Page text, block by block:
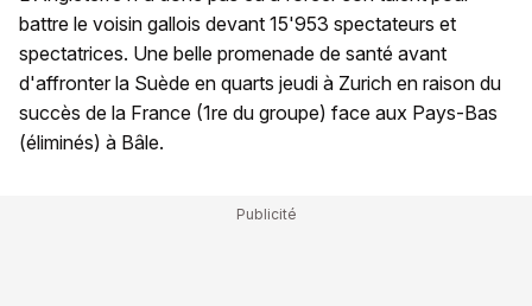
battre le voisin gallois devant 15'953 spectateurs et
spectatrices. Une belle promenade de santé avant
d'affronter la Suède en quarts jeudi à Zurich en raison du
succès de la France (1re du groupe) face aux Pays-Bas
(éliminés) à Bâle.